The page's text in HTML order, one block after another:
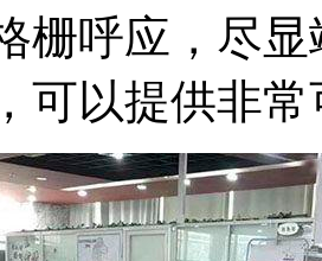
栅呼应，尽
可以提供非